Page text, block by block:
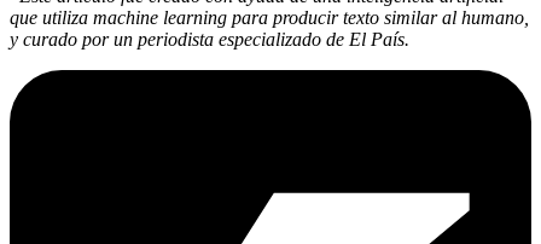
que utiliza machine learning para producir texto similar al humano,
y curado por un periodista especializado de El País.